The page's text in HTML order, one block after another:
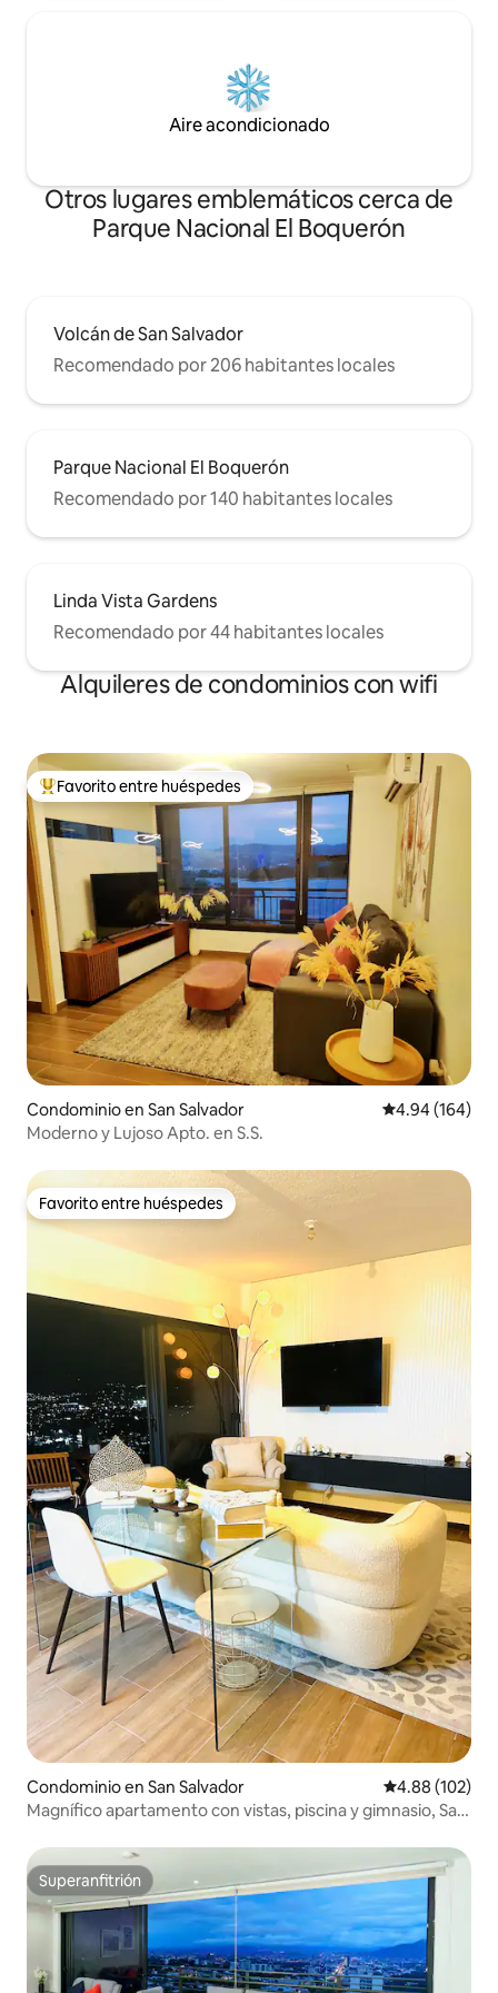
Aire acondicionado
Otros lugares emblemáticos cerca de
Parque Nacional El Boquerón
Volcán de San Salvador
Recomendado por 206 habitantes locales
Parque Nacional El Boquerón
Recomendado por 140 habitantes locales
Linda Vista Gardens
Recomendado por 44 habitantes locales
Alquileres de condominios con wifi
De los mejores en Favorito entre huéspedes
Favorito entre huéspedes
Condominio en San Salvador Calificación
4.94 (164)
Moderno y Lujoso Apto. en S.S.
Favorito entre huéspedes
Favorito entre huéspedes
Condominio en San Salvador Calificación
4.88 (102)
Magnífico apartamento con vistas, piscina y gimnasio, San
Superanfitrión
Superanfitrión